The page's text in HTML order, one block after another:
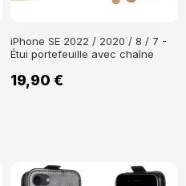
iPhone SE 2022 / 2020 / 8 / 7 -
Étui portefeuille avec chaîne
19,90 €